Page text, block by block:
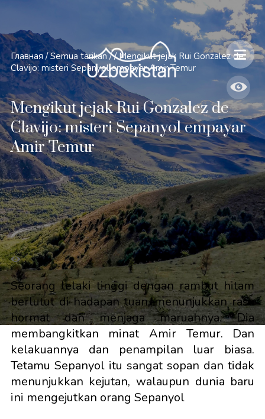
Главная / Semua tarikan / / Mengikut jejak Rui Gonzalez de
Clavijo: misteri Sepanyol empayar Amir Temur
Mengikut jejak Rui Gonzalez de
Clavijo: misteri Sepanyol empayar
Amir Temur
Seorang lelaki tinggi dengan rambut hitam
berlutut di hadapan tuan, menunjukkan rasa
hormat dan menjaga maruahnya. Dia
membangkitkan minat Amir Temur. Dan
kelakuannya dan penampilan luar biasa.
Tetamu Sepanyol itu sangat sopan dan tidak
menunjukkan kejutan, walaupun dunia baru
ini mengejutkan orang Sepanyol